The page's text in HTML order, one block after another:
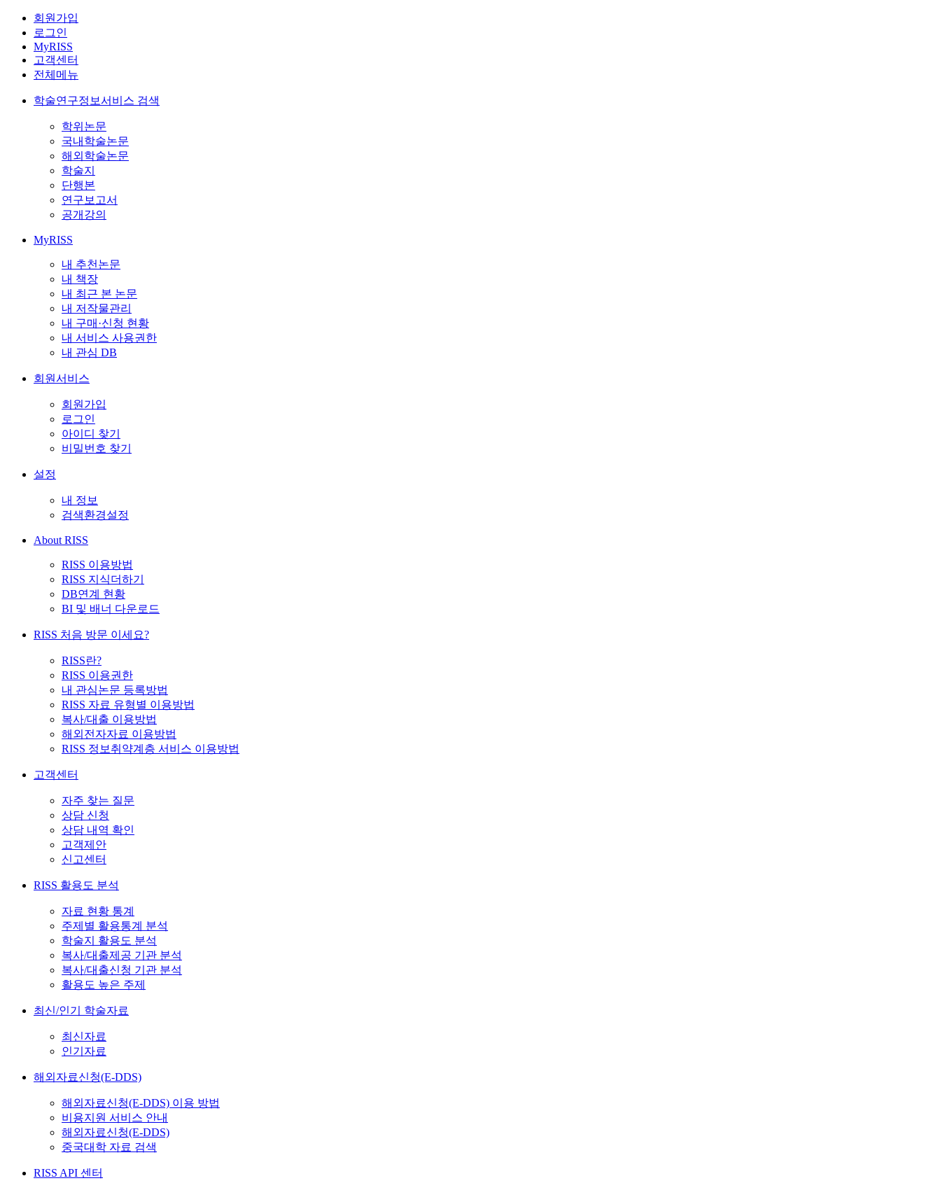
회원가입
로그인
MyRISS
고객센터
전체메뉴
학술연구정보서비스 검색
학위논문
국내학술논문
해외학술논문
학술지
단행본
연구보고서
공개강의
MyRISS
내 추천논문
내 책장
내 최근 본 논문
내 저작물관리
내 구매·신청 현황
내 서비스 사용권한
내 관심 DB
회원서비스
회원가입
로그인
아이디 찾기
비밀번호 찾기
설정
내 정보
검색환경설정
About RISS
RISS 이용방법
RISS 지식더하기
DB연계 현황
BI 및 배너 다운로드
RISS 처음 방문 이세요?
RISS란?
RISS 이용권한
내 관심논문 등록방법
RISS 자료 유형별 이용방법
복사/대출 이용방법
해외전자자료 이용방법
RISS 정보취약계층 서비스 이용방법
고객센터
자주 찾는 질문
상담 신청
상담 내역 확인
고객제안
신고센터
RISS 활용도 분석
자료 현황 통계
주제별 활용통계 분석
학술지 활용도 분석
복사/대출제공 기관 분석
복사/대출신청 기관 분석
활용도 높은 주제
최신/인기 학술자료
최신자료
인기자료
해외자료신청(E-DDS)
해외자료신청(E-DDS) 이용 방법
비용지원 서비스 안내
해외자료신청(E-DDS)
중국대학 자료 검색
RISS API 센터